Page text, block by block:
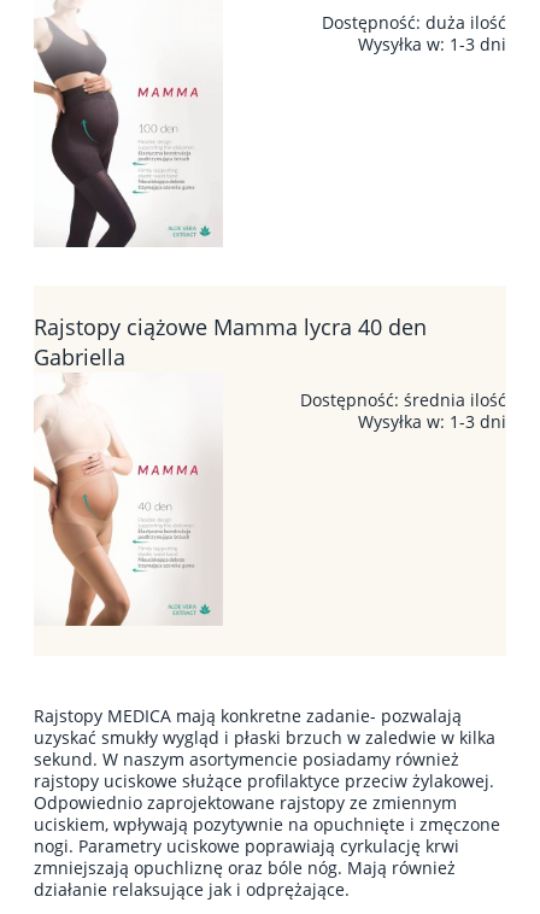
Dostępność: duża ilość
Wysyłka w: 1-3 dni
Rajstopy ciążowe Mamma lycra 40 den
Gabriella
Dostępność: średnia ilość
Wysyłka w: 1-3 dni
Rajstopy MEDICA mają konkretne zadanie- pozwalają
uzyskać smukły wygląd i płaski brzuch w zaledwie w kilka
sekund. W naszym asortymencie posiadamy również
rajstopy uciskowe służące profilaktyce przeciw żylakowej.
Odpowiednio zaprojektowane rajstopy ze zmiennym
uciskiem, wpływają pozytywnie na opuchnięte i zmęczone
nogi. Parametry uciskowe poprawiają cyrkulację krwi
zmniejszają opuchliznę oraz bóle nóg. Mają również
działanie relaksujące jak i odprężające.